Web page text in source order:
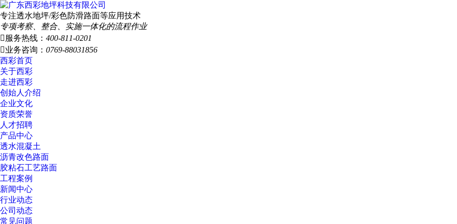
专注透水地坪/彩色防滑路面等应用技术
专项考察、整合、实施一体化的流程作业
 服务热线： 400-811-0201
业务咨询： 0769-88031856
西彩首页
关于西彩
走进西彩
创始人介绍
企业文化
资质荣誉
人才招聘
产品中心
透水混凝土
沥青改色路面
胶粘石工艺路面
工程案例
新闻中心
行业动态
公司动态
常见问题